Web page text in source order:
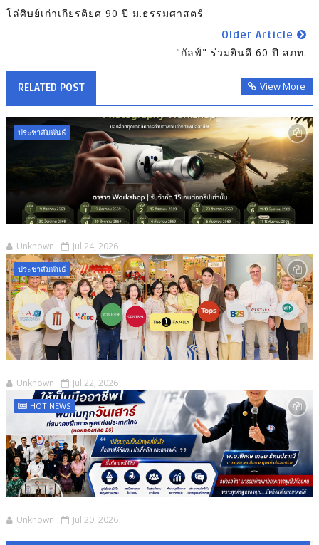
โล่ศิษย์เก่าเกียรติยศ 90 ปี ม.ธรรมศาสตร์
Older Article
"กัลฟ์" ร่วมยินดี 60 ปี สภท.
RELATED POST View More
ประชาสัมพันธ์
Unknown Jul 24, 2026
ประชาสัมพันธ์
Unknown Jul 22, 2026
HOT NEWS
Unknown Jul 20, 2026